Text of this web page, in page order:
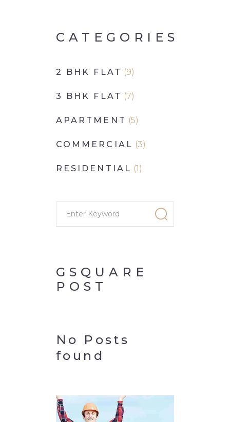
CATEGORIES
2 BHK FLAT (9)
3 BHK FLAT (7)
APARTMENT (5)
COMMERCIAL (3)
RESIDENTIAL (1)
GSQUARE
POST
No Posts
found